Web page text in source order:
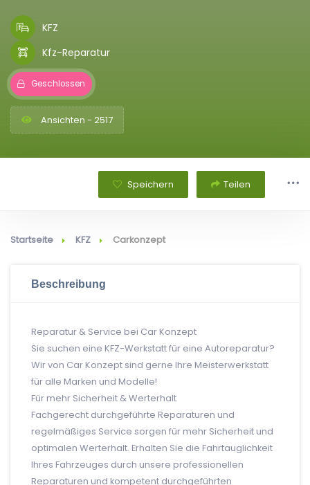
KFZ
Kfz-Reparatur
Geschlossen
Ansichten - 2517
Speichern Teilen
Startseite KFZ Carkonzept
Beschreibung
Reparatur & Service bei Car Konzept
Sie suchen eine KFZ-Werkstatt für eine Autoreparatur?
Wir von Car Konzept sind gerne Ihre Meisterwerkstatt
für alle Marken und Modelle!
Für mehr Sicherheit & Werterhalt
Fachgerecht durchgeführte Reparaturen und
regelmäßiges Service sorgen für mehr Sicherheit und
optimalen Werterhalt. Erhalten Sie die Fahrtauglichkeit
Ihres Fahrzeuges durch unsere professionellen
Reparaturen und kompetent durchgeführten